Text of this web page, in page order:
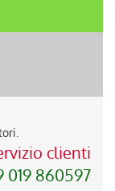
clienti
019 860597